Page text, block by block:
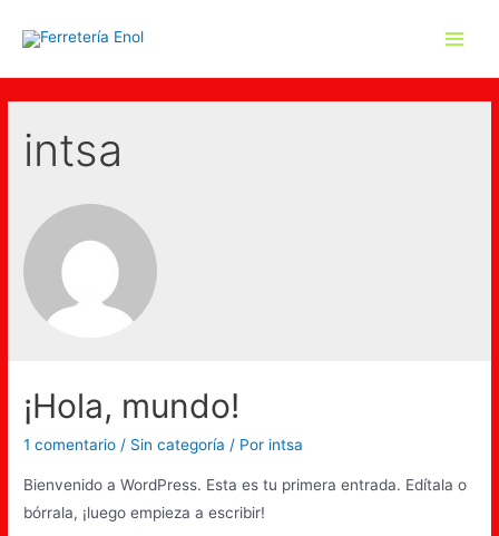
intsa
¡Hola, mundo!
1 comentario / Sin categoría / Por intsa
Bienvenido a WordPress. Esta es tu primera entrada. Edítala o
bórrala, ¡luego empieza a escribir!